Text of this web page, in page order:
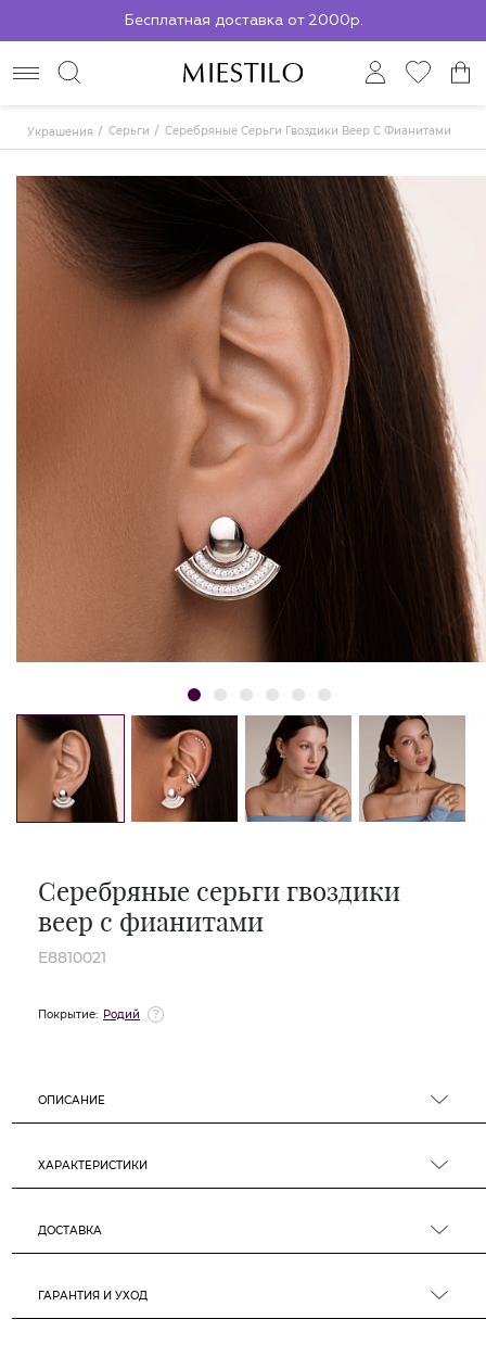
Бесплатная доставка от 2000р.
По всей России до ПВЗ СДЭК
Украшения Серьги Серебряные Серьги Гвоздики Веер С Фианитами
Серебряные серьги гвоздики
веер с фианитами
E8810021
Покрытие: Родий
ОПИСАНИЕ
ХАРАКТЕРИСТИКИ
ДОСТАВКА
ГАРАНТИЯ И УХОД